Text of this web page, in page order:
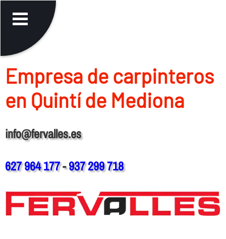
Empresa de carpinteros
en Quintí de Mediona
info@fervalles.es
627 964 177-937 299 718